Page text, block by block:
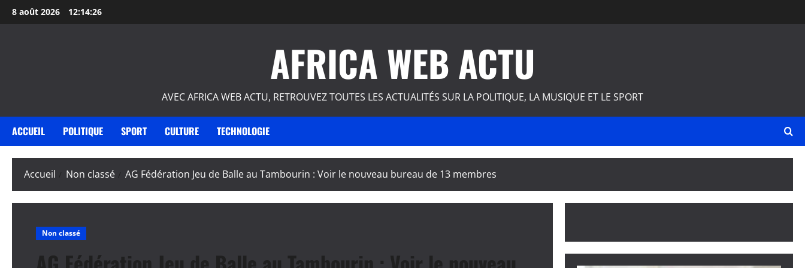
Aller
au
8 août 2026 12:14:27
AFRICA WEB ACTU
AVEC AFRICA WEB ACTU, RETROUVEZ TOUTES LES ACTUALITÉS SUR LA POLITIQUE, LA MUSIQUE ET LE SPORT
ACCUEIL POLITIQUE SPORT CULTURE TECHNOLOGIE
Accueil Non classé AG Fédération Jeu de Balle au Tambourin : Voir le nouveau bureau de 13 membres
Non classé